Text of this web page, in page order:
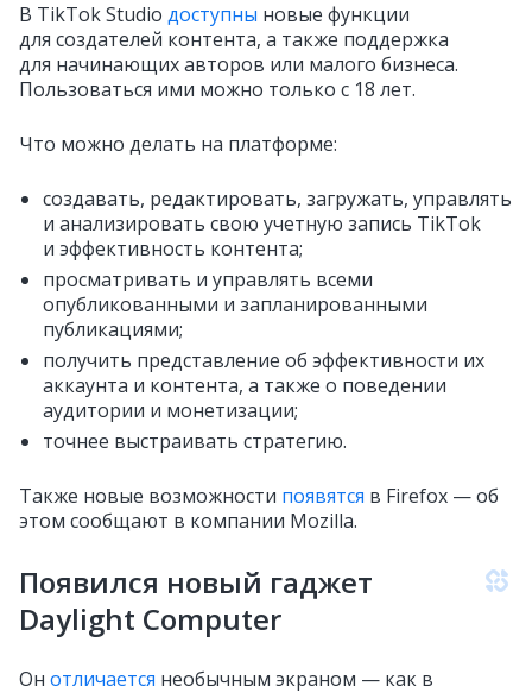
В TikTok Studio доступны новые функции
для создателей контента, а также поддержка
для начинающих авторов или малого бизнеса.
Пользоваться ими можно только с 18 лет.
Что можно делать на платформе:
создавать, редактировать, загружать, управлять
и анализировать свою учетную запись TikTok
и эффективность контента;
просматривать и управлять всеми
опубликованными и запланированными
публикациями;
получить представление об эффективности их
аккаунта и контента, а также о поведении
аудитории и монетизации;
точнее выстраивать стратегию.
Также новые возможности появятся в Firefox — об
этом сообщают в компании Mozilla.
Появился новый гаджет
Daylight Computer
Он отличается необычным экраном — как в